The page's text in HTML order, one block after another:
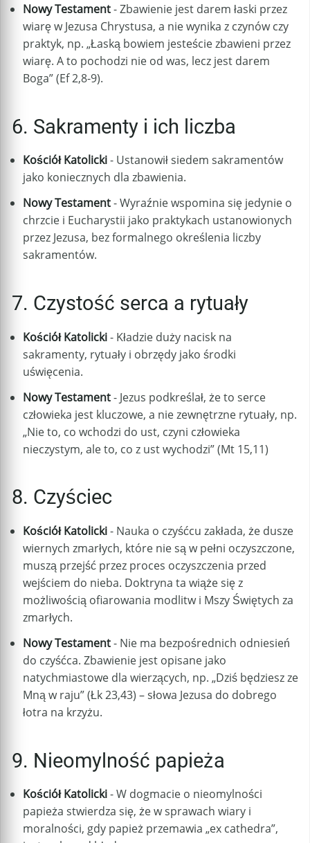
Nowy Testament- Zbawienie jest darem łaski przez
wiarę w Jezusa Chrystusa, a nie wynika z czynów czy
praktyk, np. „Łaską bowiem jesteście zbawieni przez
wiarę. A to pochodzi nie od was, lecz jest darem
Boga” (Ef 2,8-9).
6. Sakramenty i ich liczba
Kościół Katolicki- Ustanowił siedem sakramentów
jako koniecznych dla zbawienia.
Nowy Testament- Wyraźnie wspomina się jedynie o
chrzcie i Eucharystii jako praktykach ustanowionych
przez Jezusa, bez formalnego określenia liczby
sakramentów.
7. Czystość serca a rytuały
Kościół Katolicki- Kładzie duży nacisk na
sakramenty, rytuały i obrzędy jako środki
uświęcenia.
Nowy Testament- Jezus podkreślał, że to serce
człowieka jest kluczowe, a nie zewnętrzne rytuały, np.
„Nie to, co wchodzi do ust, czyni człowieka
nieczystym, ale to, co z ust wychodzi” (Mt 15,11)
8. Czyściec
Kościół Katolicki- Nauka o czyśćcu zakłada, że dusze
wiernych zmarłych, które nie są w pełni oczyszczone,
muszą przejść przez proces oczyszczenia przed
wejściem do nieba. Doktryna ta wiąże się z
możliwością ofiarowania modlitw i Mszy Świętych za
zmarłych.
Nowy Testament- Nie ma bezpośrednich odniesień
do czyśćca. Zbawienie jest opisane jako
natychmiastowe dla wierzących, np. „Dziś będziesz ze
Mną w raju” (Łk 23,43) – słowa Jezusa do dobrego
łotra na krzyżu.
9. Nieomylność papieża
Kościół Katolicki- W dogmacie o nieomylności
papieża stwierdza się, że w sprawach wiary i
moralności, gdy papież przemawia „ex cathedra”,